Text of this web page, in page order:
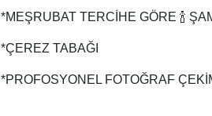
*MEŞRUBAT TERCİHE GÖRE 🍾
*ÇEREZ TABAĞI
*PROFOSYONEL FOTOĞRAF